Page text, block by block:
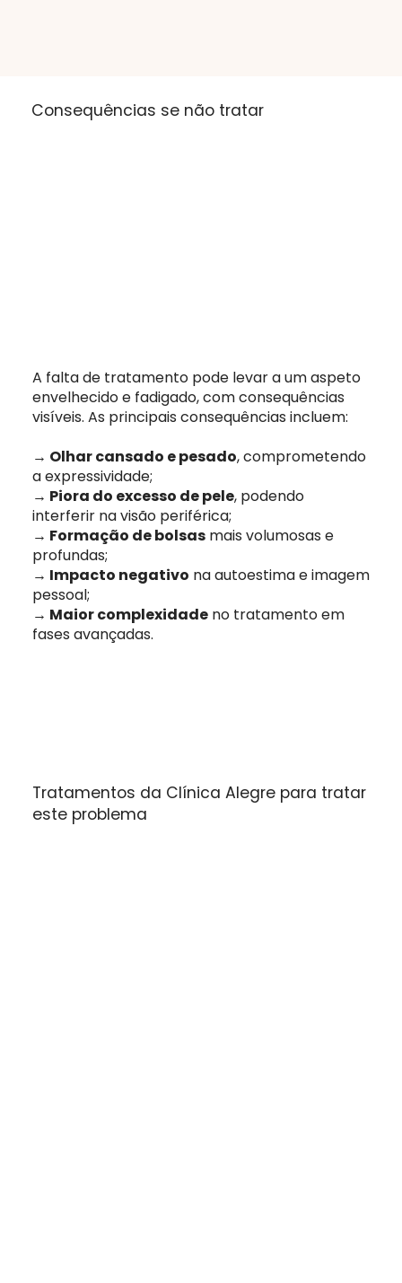
Consequências se não tratar
A falta de tratamento pode levar a um aspeto
envelhecido e fadigado, com consequências
visíveis. As principais consequências incluem:
→ Olhar cansado e pesado, comprometendo
a expressividade;
→ Piora do excesso de pele, podendo
interferir na visão periférica;
→ Formação de bolsasmais volumosas e
profundas;
→ Impacto negativo na autoestima e imagem
pessoal;
→ Maior complexidadeno tratamento em
fases avançadas.
Quando procurar ajuda
Tratamentos da Clínica Alegre para tratar
este problema